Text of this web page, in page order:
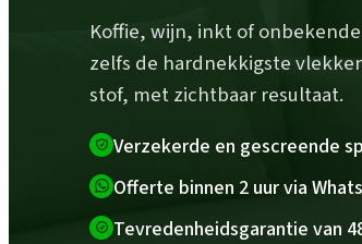
Koffie, wijn, inkt of
zelfs de hardnekkigste
stof, met zichtbaar resultaat.
Verzekerde en gescreende
Offerte binnen 2 uur via
Tevredenheidsgarantie van